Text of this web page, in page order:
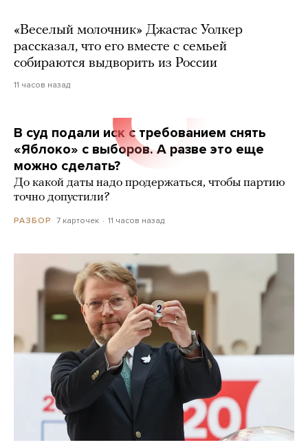
«Веселый молочник» Джастас Уолкер
рассказал, что его вместе с семьей
собираются выдворить из России
11 часов назад
В суд подали иск с требованием снять
«Яблоко» с выборов. А разве это еще
можно сделать?
До какой даты надо продержаться, чтобы партию
точно допустили?
РАЗБОР 7 карточек 11 часов назад